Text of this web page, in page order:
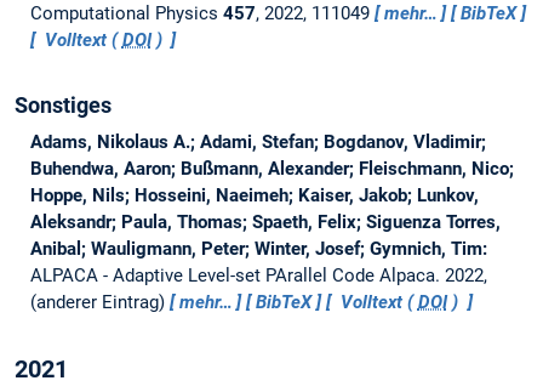
Computational Physics 457, 2022, 111049 mehr…
BibTeX
Volltext (DOI)
Sonstiges
Adams, Nikolaus A.; Adami, Stefan; Bogdanov, Vladimir;
Buhendwa, Aaron; Bußmann, Alexander; Fleischmann, Nico;
Hoppe, Nils; Hosseini, Naeimeh; Kaiser, Jakob; Lunkov,
Aleksandr; Paula, Thomas; Spaeth, Felix; Siguenza Torres,
Anibal; Wauligmann, Peter; Winter, Josef; Gymnich, Tim:
ALPACA - Adaptive Level-set PArallel Code Alpaca. 2022,
(anderer Eintrag)
mehr… BibTeX Volltext (DOI)
2021